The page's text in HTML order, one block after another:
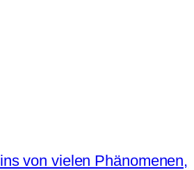
von vielen Phänomenen,